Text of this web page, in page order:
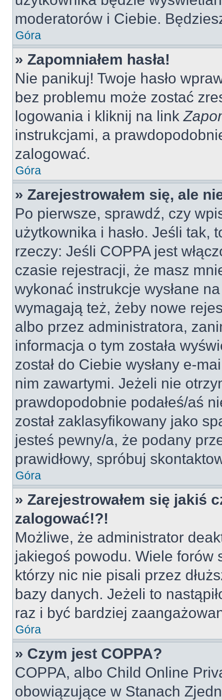
moderatorów i Ciebie.
Góra
» Zapomniałem hasła!
Nie panikuj! Twoje hasło
bez problemu może zostać
logowania i kliknij na link
instrukcjami, a
zalogować.
Góra
» Zarejestrowałem się, ale
Po pierwsze, sprawdź, czy
użytkownika i hasło. Jeśli tak,
rzeczy: Jeśli COPPA jest
czasie rejestracji, że masz
wykonać instrukcje wysłane
wymagają też, żeby nowe
albo przez administratora,
informacja o tym została
został do Ciebie wysłany e-
nim zawartymi. Jeżeli nie
prawdopodobnie podałeś/aś
został zaklasyfikowany jako
jesteś pewny/a, że podany
prawidłowy, spróbuj
Góra
» Zarejestrowałem się jakiś
zalogować!?!
Możliwe, że administrator
jakiegoś powodu. Wiele forów
którzy nic nie pisali przez
bazy danych. Jeżeli to
raz i być bardziej
Góra
» Czym jest COPPA?
COPPA, albo Child Online
obowiązujące w Stanach